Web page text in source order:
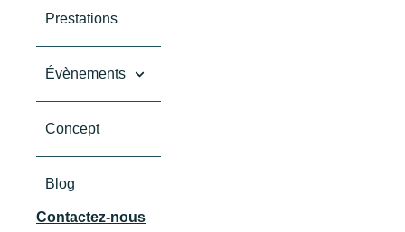
Prestations
Évènements
Concept
Blog
Contactez-nous